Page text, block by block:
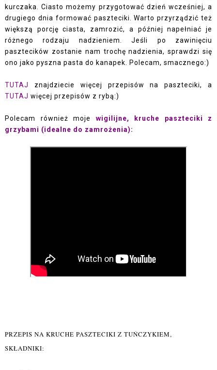
kurczaka. Ciasto możemy przygotować dzień wcześniej, a
drugiego dnia formować paszteciki. Warto przyrządzić też
większą porcję ciasta, zamrozić, a później napełniać je
różnego rodzaju nadzieniem. Jeśli po zawinięciu
pasztecików zostanie nam trochę nadzienia, sprawdzi się
ono jako pyszna pasta do kanapek. Polecam, smacznego:)
TUTAJ
znajdziecie więcej przepisów na paszteciki, a
TUTAJ więcej przepisów z rybą:)
Polecam również moje wigilijne, kruche paszteciki z
grzybami (idealne do zamrożenia):
PRZEPIS NA KRUCHE PASZTECIKI Z TUŃCZYKIEM,
SKŁADNIKI: